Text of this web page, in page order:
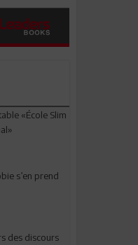
«École Slim
s’en prend
des discours